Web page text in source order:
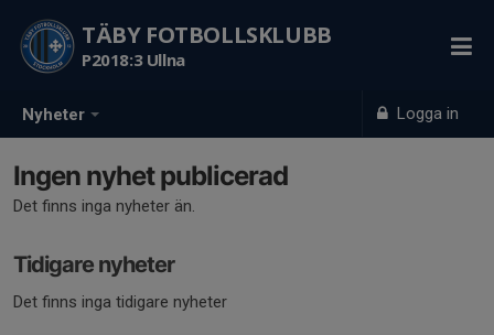
Nyheter Logga in
TÄBY FOTBOLLSKLUBB
P2018:3 Ullna
Ingen nyhet publicerad
Det finns inga nyheter än.
Tidigare nyheter
Det finns inga tidigare nyheter